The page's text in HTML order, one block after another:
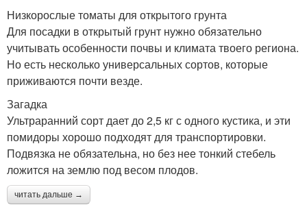
Низкорослые томаты для открытого грунта
Для посадки в открытый грунт нужно обязательно
учитывать особенности почвы и климата твоего региона.
Но есть несколько универсальных сортов, которые
приживаются почти везде.
Загадка
Ультраранний сорт дает до 2,5 кг с одного кустика, и эти
помидоры хорошо подходят для транспортировки.
Подвязка не обязательна, но без нее тонкий стебель
ложится на землю под весом плодов.
читать дальше →